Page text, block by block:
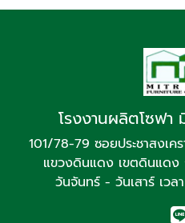
โรงงานผลิตโซฟา
101/78-79 ซอยประชาสงเคร
แขวงดินแดง เขตดินแดง
วันจันทร์ - วันเสาร์ เว